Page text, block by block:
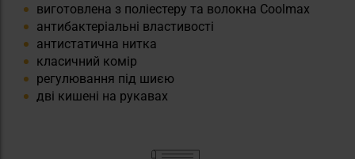
виготовлена з поліестеру та волокна Coolmax
антибактеріальні властивості
антистатична нитка
класичний комір
регулювання під шиєю
дві кишені на рукавах